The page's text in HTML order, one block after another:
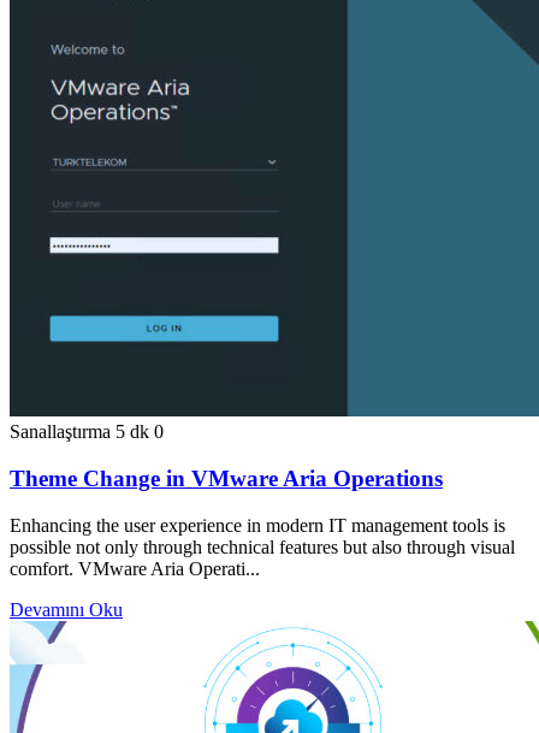
Sanallaştırma 5 dk 0
Theme Change in VMware Aria Operations
Enhancing the user experience in modern IT management tools is
possible not only through technical features but also through visual
comfort. VMware Aria Operati...
Devamını Oku